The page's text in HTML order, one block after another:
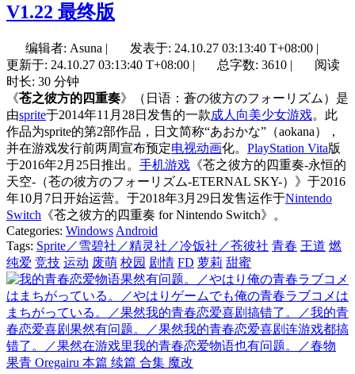
V1.22 最终版
编辑者: Asuna | 发表于: 24.10.27 03:13:40 T+08:00 |
更新于: 24.10.27 03:13:40 T+08:00 | 总字数: 3610 |
阅读
时长: 30 分钟
《苍之彼方的四重奏》（日语：蒼の彼方のフォーリズム）是
由sprite于2014年11月28日发售的一款成人向美少女游戏。此
作品为sprite的第2部作品，日文简称“あおかな”（aokana），
并在游戏发行前两周宣布预定电视动画化。 PlayStation Vita版
于2016年2月25日推出。 手机游戏 《苍之彼方的四重奏-永恒的
天空-（苍の彼方のフォーリズム-ETERNAL SKY-）》于2016
年10月7日开始运营。于2018年3月29日发售运作于Nintendo
Switch 《苍之彼方的四重奏 for Nintendo Switch》。
Categories: Windows Android
Tags: Sprite／雪碧社／精灵社／冷饭社／苍彼社 青春 王道 燃
纯爱 竞技 运动 废萌 校园 剧情 FD 萝莉 甜蜜